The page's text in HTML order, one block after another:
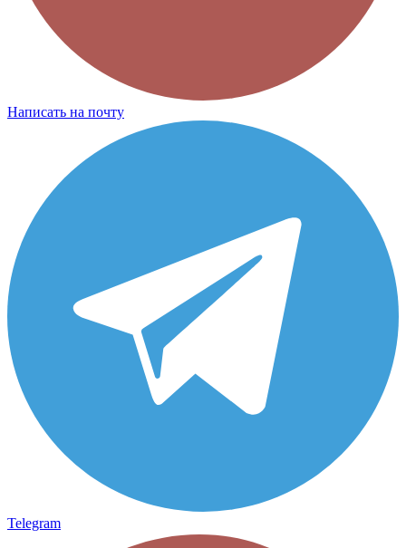
Написать на почту
Telegram